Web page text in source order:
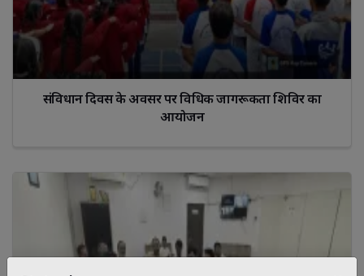
संविधान दिवस के अवसर पर विधिक जागरूकता शिविर का
आयोजन